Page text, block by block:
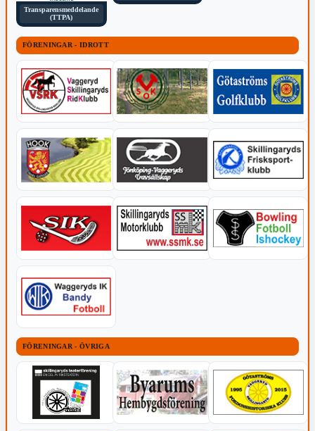
Transparensmeddelande
(TTPA)
FÖRENINGAR - IDROTT
FÖRENINGAR - ÖVRIGA